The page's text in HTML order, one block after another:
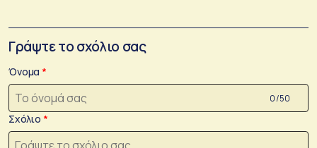
Γράψτε το σχόλιο σας
Όνομα
0 /50
Σχόλιο